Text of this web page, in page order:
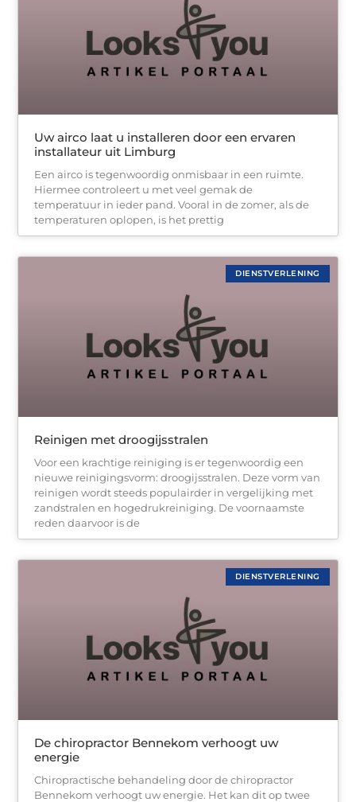
Uw airco laat u installeren door een ervaren
installateur uit Limburg
Een airco is tegenwoordig onmisbaar in een ruimte.
Hiermee controleert u met veel gemak de
temperatuur in ieder pand. Vooral in de zomer, als de
temperaturen oplopen, is het prettig
DIENSTVERLENING
Reinigen met droogijsstralen
Voor een krachtige reiniging is er tegenwoordig een
nieuwe reinigingsvorm: droogijsstralen. Deze vorm van
reinigen wordt steeds populairder in vergelijking met
zandstralen en hogedrukreiniging. De voornaamste
reden daarvoor is de
DIENSTVERLENING
De chiropractor Bennekom verhoogt uw
energie
Chiropractische behandeling door de chiropractor
Bennekom verhoogt uw energie. Het kan dit op twee